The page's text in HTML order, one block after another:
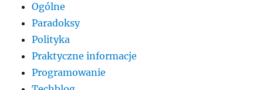
Ogólne
Paradoksy
Polityka
Praktyczne informacje
Programowanie